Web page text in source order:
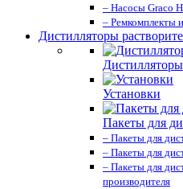
– Насосы Graco
– Ремкомплекты
Дистилляторы
Установки
Пакеты для
– Пакеты для
– Пакеты для
– Пакеты для
производителя